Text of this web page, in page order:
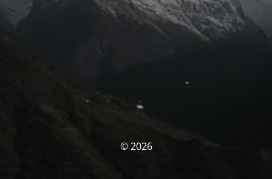
© 2026